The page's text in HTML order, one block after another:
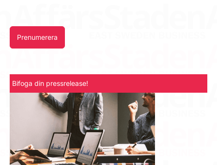
Prenumerera
Bifoga din pressrelease!